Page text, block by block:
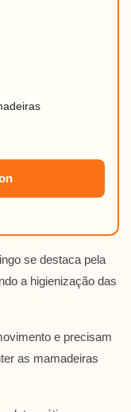
se destaca pela
a higienização das
e precisam
as mamadeiras